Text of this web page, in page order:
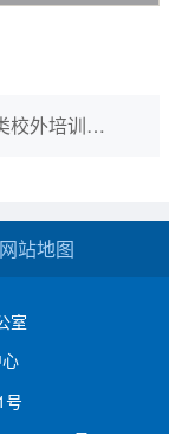
关于制定怀化市义务教育阶段学科类校外培训收费标准的起草说明
网站地图
室
号